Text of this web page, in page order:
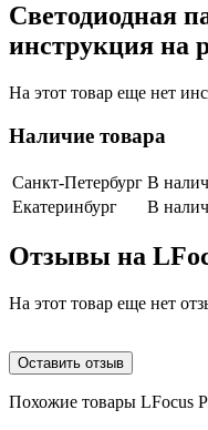
Светодиодная
инструкция на
На этот товар еще нет
Наличие товара
Санкт-Петербург В
Екатеринбург
В
Отзывы на
На этот товар еще нет
Оставить отзыв
Похожие товары LFocus